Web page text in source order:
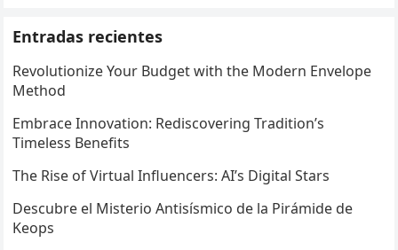
Entradas recientes
Revolutionize Your Budget with the Modern Envelope
Method
Embrace Innovation: Rediscovering Tradition’s
Timeless Benefits
The Rise of Virtual Influencers: AI’s Digital Stars
Descubre el Misterio Antisísmico de la Pirámide de
Keops